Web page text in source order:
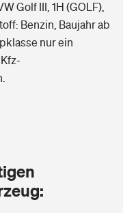
Golf III, 1H (GOLF),
Benzin, Baujahr ab
nur ein